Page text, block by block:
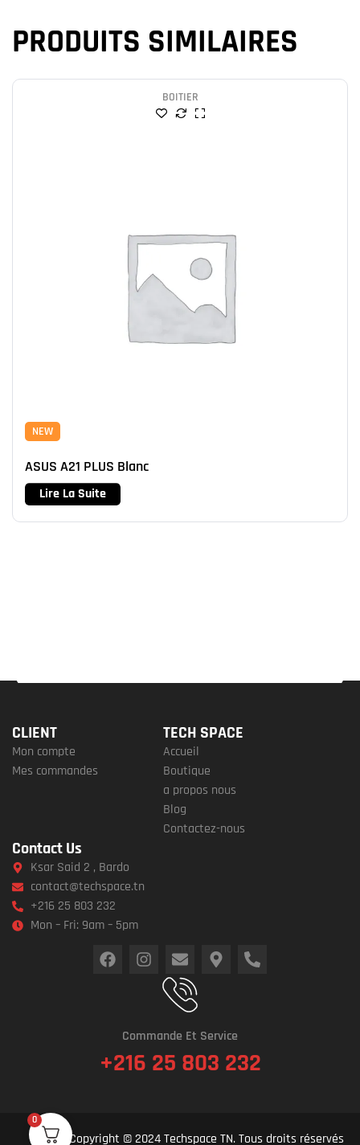
PRODUITS SIMILAIRES
BOITIER
NEW
ASUS A21 PLUS Blanc
Lire La Suite
0
CLIENT
Mon compte
Mes commandes
TECH SPACE
Accueil
Boutique
a propos nous
Blog
Contactez-nous
Contact Us
Ksar Said 2 , Bardo
contact@techspace.tn
+216 25 803 232
Mon – Fri: 9am – 5pm
Commande Et Service
+216 25 803 232
Copyright © 2024 Techspace TN. Tous droits réservés